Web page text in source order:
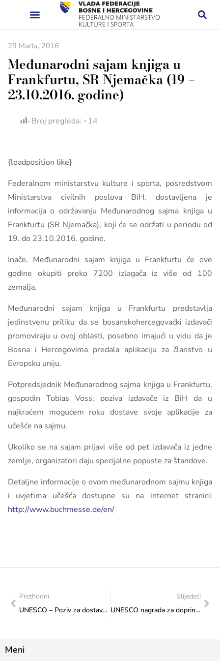
29 Marta, 2016
Međunarodni sajam knjiga u
Frankfurtu, SR Njemačka (19 –
23.10.2016. godine)
Broj pregleda: 14
{loadposition like}
Federalnom ministarstvu kulture i sporta, posredstvom
Ministarstva civilnih poslova BiH, dostavljena je
informacija o održavanju Međunarodnog sajma knjiga u
Frankfurtu (SR Njemačka), koji će se održati u periodu od
19. do 23.10.2016. godine.
Inače, Međunarodni sajam knjiga u Frankfurtu će ove
godine okupiti preko 7200 izlagača iz više od 100
zemalja.
Međunarodni sajam knjiga u Frankfurtu predstavlja
jedinstvenu priliku da se bosanskohercegovački izdavači
promoviraju u ovoj oblasti, posebno imajući u vidu da je
Bosna i Hercegovima predala aplikaciju za članstvo u
Evropsku uniju.
Potpredsjednik Međunarodnog sajma knjiga u Frankfurtu,
gospodin Tobias Voss, poziva izdavače iz BiH da u
najkraćem mogućem roku dostave svoje aplikacije za
učešće na sajmu.
Ukoliko se na sajam prijavi više od pet izdavača iz jedne
zemlje, organizatori daju specijalne popuste za štandove.
Detaljne informacije o ovom međunarodnom sajmu knjiga
i uvjetima učešća dostupne su na internet stranici:
http://www.buchmesse.de/en/
Prethodni
UNESCO – Poziv za dostavu projekata u okviru Međunarodnog fonda za promoviranje kulture 2016. godine (Rok za dostavu projekata: 31.5.2016. godine)
Slijedeći
UNESCO nagrada za doprinos u oblasti obrazovanja djevojčica i žena – poziv za dostavljanje nominacija (rok za dostavu nominacija: 15.4.2016. godine)
Meni